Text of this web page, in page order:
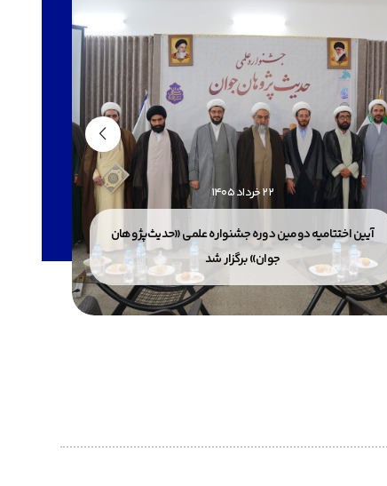
22 خرداد 1405
آیین اختتامیه دومین دوره جشنواره علمی «حدیث‌پژوهان
جوان» برگزار شد